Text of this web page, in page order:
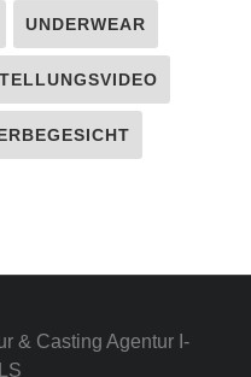
UNDERWEAR
& Casting Agentur I-